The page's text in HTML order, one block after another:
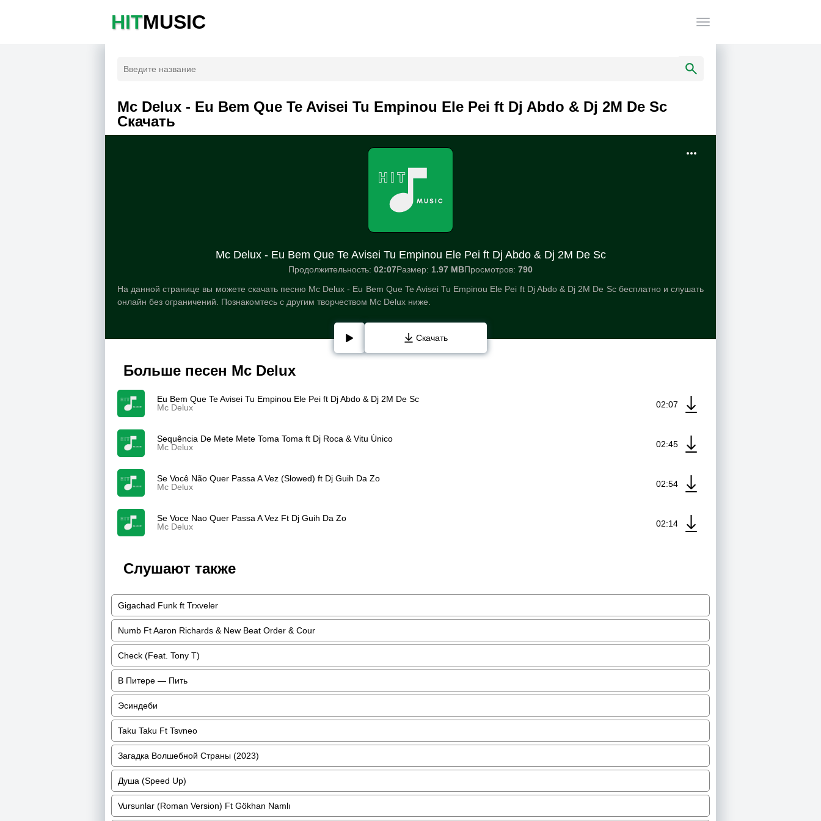
HITMUSIC
Mc Delux - Eu Bem Que Te Avisei Tu Empinou Ele Pei ft Dj Abdo & Dj 2M De Sc
Скачать
Mc Delux - Eu Bem Que Te Avisei Tu Empinou Ele Pei ft Dj Abdo & Dj 2M De Sc
Продолжительность: 02:07Размер: 1.97 MBПросмотров: 790
На данной странице вы можете скачать песню Mc Delux - Eu Bem Que Te Avisei Tu Empinou Ele Pei ft Dj Abdo & Dj 2M De Sc бесплатно и слушать
онлайн без ограничений. Познакомтесь с другим творчеством Mc Delux ниже.
Скачать
Больше песен Mc Delux
Eu Bem Que Te Avisei Tu Empinou Ele Pei ft Dj Abdo & Dj 2M De Sc
Mc Delux
02:07
Sequência De Mete Mete Toma Toma ft Dj Roca & Vitu Único
Mc Delux
02:45
Se Você Não Quer Passa A Vez (Slowed) ft Dj Guih Da Zo
Mc Delux
02:54
Se Voce Nao Quer Passa A Vez Ft Dj Guih Da Zo
Mc Delux
02:14
Слушают также
Gigachad Funk ft Trxveler
Numb Ft Aaron Richards & New Beat Order & Cour
Check (Feat. Tony T)
В Питере — Пить
Эсиндеби
Taku Taku Ft Tsvneo
Загадка Волшебной Страны (2023)
Душа (Speed Up)
Vursunlar (Roman Version) Ft Gökhan Namlı